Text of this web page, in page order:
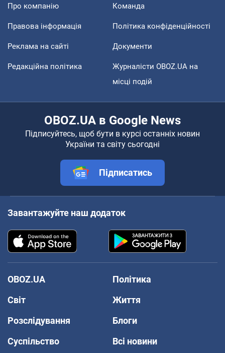
Про компанію Команда
Правова інформація Політика конфіденційності
Реклама на сайті Документи
Редакційна політика
Журналісти OBOZ.UA на
місці подій
OBOZ.UA в Google News
Підписуйтесь, щоб бути в курсі останніх новин
України та світу сьогодні
Підписатись
Завантажуйте наш додаток
OBOZ.UA
Політика
Світ
Життя
Розслідування
Блоги
Суспільство
Всі новини